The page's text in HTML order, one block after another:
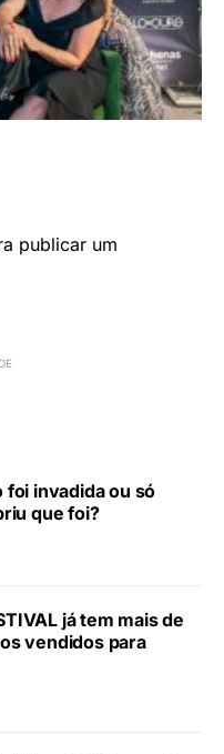
publicar um
foi invadida ou só
que foi?
já tem mais de
vendidos para